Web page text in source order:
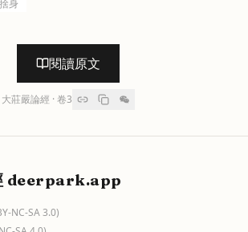
捨身
閱讀原文
大莊嚴論經 · 卷3
deerpark.app
NC-SA 3.0)